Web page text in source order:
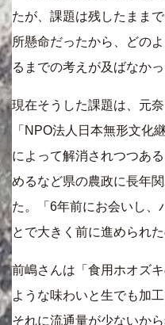
たが、課題は残したまま
所懸命だったから、どの
るまでの考えが及ばなか
現在そうした課題は、元
「NPO法人日本無形文化
によって解消されつつあ
めるなど県の農政に長年
た。「6年前にお会いし、
とで大きく前に進められ
前嶋さんは「食用ホオズ
ような味わいと生でも加
それに流通量が少ないか